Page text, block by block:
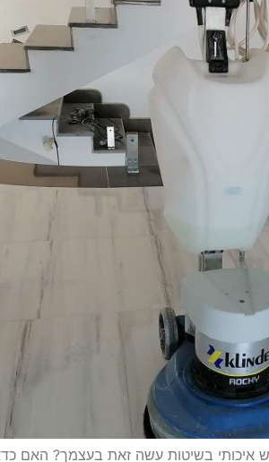
איכותי בשיטות עשה זאת בעצמך? האם